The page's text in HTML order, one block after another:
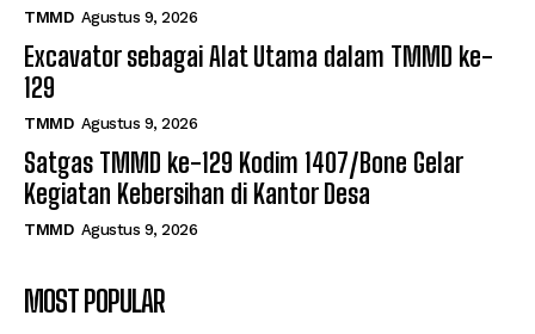
TMMD Agustus 9, 2026
Excavator sebagai Alat Utama dalam TMMD ke-
129
TMMD Agustus 9, 2026
Satgas TMMD ke-129 Kodim 1407/Bone Gelar
Kegiatan Kebersihan di Kantor Desa
TMMD Agustus 9, 2026
MOST POPULAR